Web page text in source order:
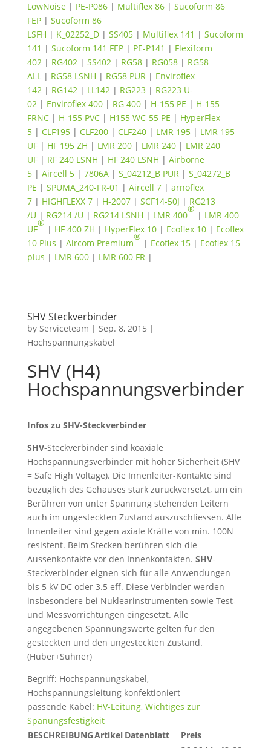
LowNoise| PE-P086| Multiflex 86| Sucoform 86
FEP| Sucoform 86
LSFH | K_02252_D| SS405| Multiflex 141 | Sucoform
141 | Sucoform 141 FEP| PE-P141 | Flexiform
402| RG402| SS402| RG58| RG058| RG58
ALL| RG58 LSNH | RG58 PUR| Enviroflex
142| RG142| LL142| RG223| RG223 U-
02| Enviroflex 400| RG 400| H-155 PE | H-155
FRNC| H-155 PVC| H155 WC-55 PE | HyperFlex
5| CLF195| CLF200| CLF240| LMR 195| LMR 195
UF| HF 195 ZH | LMR 200| LMR 240| LMR 240
UF| RF 240 LSNH | HF 240 LSNH | Airborne
5| Aircell 5| 7806A| S_04212_B PUR| S_04272_B
PE | SPUMA_240-FR-01 | Aircell 7| arnoflex
7| HIGHFLEXX 7| H-2007| SCF14-50J | RG213
/U | RG214 /U | RG214 LSNH | LMR 400
®
| LMR 400
UF
®
| HF 400 ZH | HyperFlex 10| Ecoflex 10| Ecoflex
10 Plus | Aircom Premium
®
| Ecoflex 15| Ecoflex 15
plus | LMR 600| LMR 600 FR|
SHV Steckverbinder
by Serviceteam | Sep. 8, 2015 |
Hochspannungskabel
SHV (H4)
Hochspannungsverbinder
Infos zu SHV-Steckverbinder
SHV-Steckverbinder sind koaxiale
Hochspannungsverbinder mit hoher Sicherheit (SHV
= Safe High Voltage). Die Innenleiter-Kontakte sind
bezüglich des Gehäuses stark zurückversetzt, um ein
Berühren von unter Spannung stehenden Leitern
auch im ungesteckten Zustand auszuschliessen. Alle
Innenleiter sind gegen axiale Kräfte von min. 100N
resistent. Beim Stecken berühren sich die
Aussenkontakte vor den Innenkontakten. SHV-
Steckverbinder eignen sich für alle Anwendungen
bis 5 kV DC oder 3.5 eff. Diese Verbinder werden
insbesondere bei Nuklearinstrumenten sowie Test-
und Messvorrichtungen eingesetzt. Alle
angegebenen Spannungswerte gelten für den
gesteckten und den ungesteckten Zustand.
(Huber+Suhner)
Begriff: Hochspannungskabel,
Hochspannungsleitung konfektioniert
passende Kabel: HV-Leitung, Wichtiges zur
Spanungsfestigkeit
BESCHREIBUNGArtikel Datenblatt
Preis